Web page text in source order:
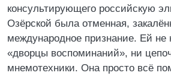
консультирующего российскую
Озёрской была отменная,
международное признание. Ей
«дворцы воспоминаний», ни
мнемотехники. Она просто всё